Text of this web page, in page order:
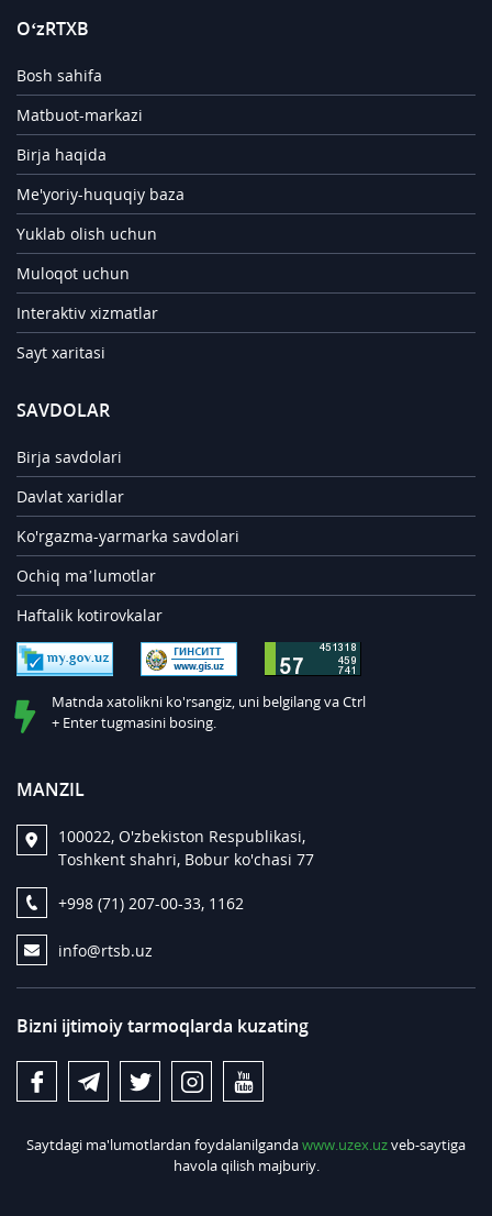
O‘zRTXB
Bosh sahifa
Matbuot-markazi
Birja haqida
Me'yoriy-huquqiy baza
Yuklab olish uchun
Muloqot uchun
Interaktiv xizmatlar
Sayt xaritasi
SAVDOLAR
Birja savdolari
Davlat xaridlar
Ko'rgazma-yarmarka savdolari
Ochiq ma’lumotlar
Haftalik kotirovkalar
Matnda xatolikni ko'rsangiz, uni belgilang va Ctrl
+ Enter tugmasini bosing.
MANZIL
100022, O'zbekiston Respublikasi,
Toshkent shahri, Bobur ko'chasi 77
+998 (71) 207-00-33, 1162
info@rtsb.uz
Bizni ijtimoiy tarmoqlarda kuzating
Saytdagi ma'lumotlardan foydalanilgandawww.uzex.uzveb-saytiga
havola qilish majburiy.